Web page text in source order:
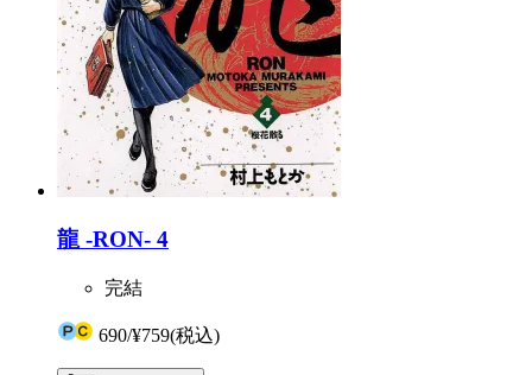
龍 -RON- 4
完結
690/¥759(税込)